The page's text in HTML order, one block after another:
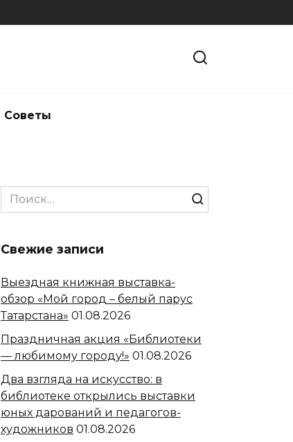
Советы
Search
for:
Свежие записи
Выездная книжная выставка-
обзор «Мой город – белый парус
Татарстана» 01.08.2026
Праздничная акция «Библиотеки
— любимому городу!» 01.08.2026
Два взгляда на искусство: в
библиотеке открылись выставки
юных дарований и педагогов-
художников 01.08.2026